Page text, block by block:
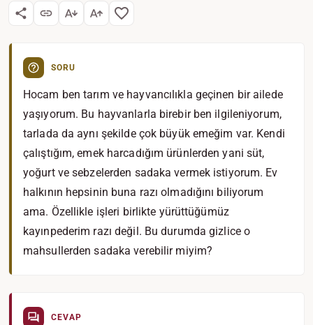
SORU
Hocam ben tarım ve hayvancılıkla geçinen bir ailede
yaşıyorum. Bu hayvanlarla birebir ben ilgileniyorum,
tarlada da aynı şekilde çok büyük emeğim var. Kendi
çalıştığım, emek harcadığım ürünlerden yani süt,
yoğurt ve sebzelerden sadaka vermek istiyorum. Ev
halkının hepsinin buna razı olmadığını biliyorum
ama. Özellikle işleri birlikte yürüttüğümüz
kayınpederim razı değil. Bu durumda gizlice o
mahsullerden sadaka verebilir miyim?
CEVAP